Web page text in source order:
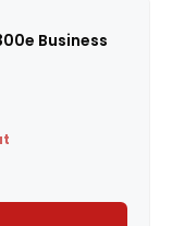
Business